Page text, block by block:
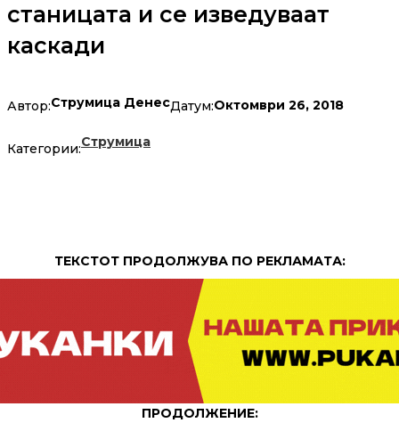
станицата и се изведуваат
каскади
Автор:Струмица ДенесДатум:Октомври 26, 2018
Категории:Струмица
ТЕКСТОТ ПРОДОЛЖУВА ПО РЕКЛАМАТА:
ПРОДОЛЖЕНИЕ: